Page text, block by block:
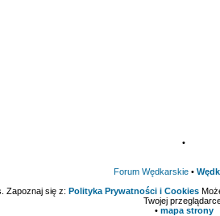
•
Forum Wędkarskie•
Zapoznaj się z: Polityka Prywatności i Cookies
Twojej
• mapa strony